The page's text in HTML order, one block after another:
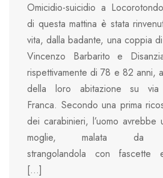
Omicidio-suicidio a
di questa mattina è stata
vita, dalla badante, una coppia
Vincenzo Barbarito e
rispettivamente di 78 e 82 anni,
della loro abitazione su via
Franca. Secondo una prima
dei carabinieri, l’uomo avrebbe
moglie, malata da
strangolandola con fascette
[…]